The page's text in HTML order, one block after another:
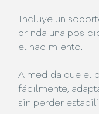
Incluye un
brinda una
el nacimiento.
A medida que el
fácilmente,
sin perder